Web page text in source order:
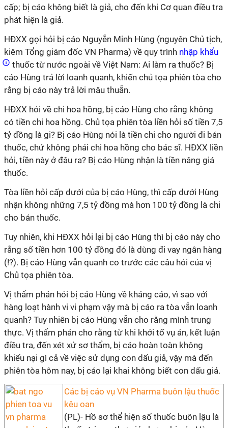
cấp; bị cáo không biết là giả, cho đến khi Cơ quan điều tra
phát hiện là giả.
HĐXX gọi hỏi bị cáo Nguyễn Minh Hùng (nguyên Chủ tịch,
kiêm Tổng giám đốc VN Pharma) về quy trình nhập khẩu
thuốc từ nước ngoài về Việt Nam: Ai làm ra thuốc? Bị
cáo Hùng trả lời loanh quanh, khiến chủ tọa phiên tòa cho
rằng bị cáo này trả lời mâu thuẫn.
HĐXX hỏi về chi hoa hồng, bị cáo Hùng cho rằng không
có tiền chi hoa hồng. Chủ tọa phiên tòa liền hỏi số tiền 7,5
tỷ đồng là gi? Bị cáo Hùng nói là tiền chi cho người đi bán
thuốc, chứ không phải chi hoa hồng cho bác sĩ. HĐXX liền
hỏi, tiền này ở đâu ra? Bị cáo Hùng nhận là tiền nâng giá
thuốc.
Tòa liền hỏi cấp dưới của bị cáo Hùng, thì cấp dưới Hùng
nhận không những 7,5 tỷ đồng mà hơn 100 tỷ đồng là chi
cho bán thuốc.
Tuy nhiên, khi HĐXX hỏi lại bị cáo Hùng thì bị cáo này cho
rằng số tiền hơn 100 tỷ đồng đó là dùng đi vay ngân hàng
(!?). Bị cáo Hùng vẫn quanh co trước các câu hỏi của vị
Chủ tọa phiên tòa.
Vị thẩm phán hỏi bị cáo Hùng về kháng cáo, vì sao với
hàng loạt hành vi vi phạm vậy mà bị cáo ra tòa vẫn loanh
quanh? Tuy nhiên bị cáo Hùng vẫn cho rằng mình trung
thực. Vị thẩm phán cho rằng từ khi khởi tố vụ án, kết luận
điều tra, đến xét xử sơ thẩm, bị cáo hoàn toàn không
khiếu nại gì cả về việc sử dụng con dấu giả, vậy mà đến
phiên tòa hôm nay, bị cáo lại khai không biết con dấu giả.
Các bị cáo vụ VN Pharma buôn lậu thuốc
kêu oan
(PL)- Hồ sơ thể hiện số thuốc buôn lậu là